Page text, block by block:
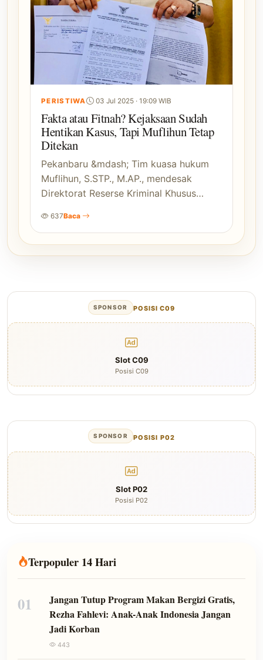
PERISTIWA 03 Jul 2025 · 19:09 WIB
Fakta atau Fitnah? Kejaksaan Sudah
Hentikan Kasus, Tapi Muflihun Tetap
Ditekan
Pekanbaru &mdash; Tim kuasa hukum
Muflihun, S.STP., M.AP., mendesak
Direktorat Reserse Kriminal Khusus…
637Baca
SPONSOR POSISI C09
Slot C09
Posisi C09
SPONSOR POSISI P02
Slot P02
Posisi P02
Terpopuler 14 Hari
01
Jangan Tutup Program Makan Bergizi Gratis,
Rezha Fahlevi: Anak-Anak Indonesia Jangan
Jadi Korban
443